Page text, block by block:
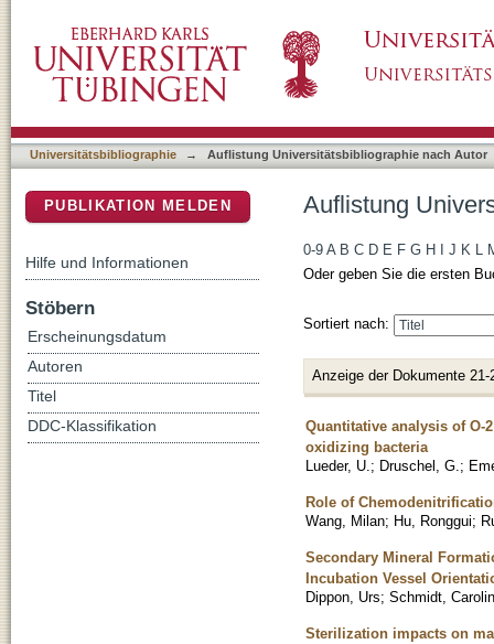
Universitätsbibliographie → Auflistung Universitätsbibliographie nach Autor
Auflistung
0-9 A B C D E F G H J K L
Oder geben Sie die ersten
Sortiert nach:
Anzeige der Dokumente 21-
Quantitative analysis of
oxidizing bacteria
Lueder, U. ; Druschel, G. ;
Role of
Wang, Milan; Hu, Ronggui;
Secondary Mineral
Incubation Vessel
Dippon, Urs; Schmidt,
Sterilization impacts on
PUBLIKATION MELDEN
Hilfe und Informationen
Stöbern
Erscheinungsdatum
Autoren
Titel
DDC-Klassifikation